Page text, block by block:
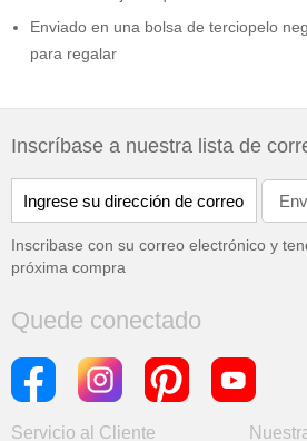
Enviado en una bolsa de terciopelo
para regalar
Inscríbase a nuestra lista de
Inscribase con su correo electrónico y
próxima compra
Quede conectado
Servicio al Cliente